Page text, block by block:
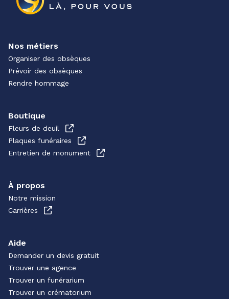
Nos métiers
Organiser des obsèques
Prévoir des obsèques
Rendre hommage
Boutique
Fleurs de deuil
Plaques funéraires
Entretien de monument
À propos
Notre mission
Carrières
Aide
Demander un devis gratuit
Trouver une agence
Trouver un funérarium
Trouver un crématorium